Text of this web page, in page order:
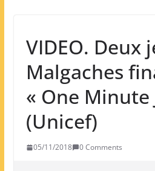
VIDEO. Deux
Malgaches
« One Minute
(Unicef)
05/11/2018 0 Comments